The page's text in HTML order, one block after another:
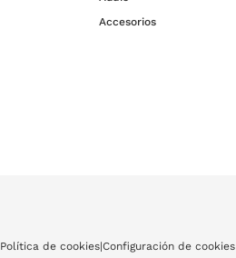
Accesorios
Política de cookies|Configuración de cookies